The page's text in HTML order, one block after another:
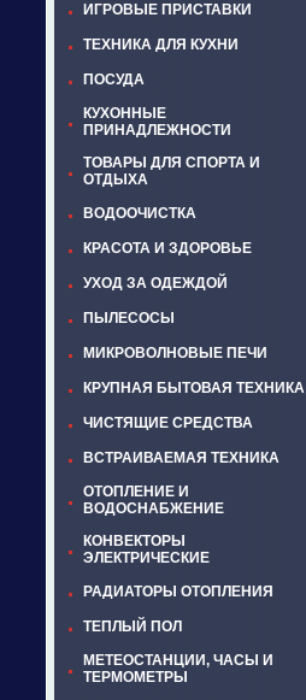
ИГРОВЫЕ ПРИСТАВКИ
ТЕХНИКА ДЛЯ КУХНИ
ПОСУДА
КУХОННЫЕ
ПРИНАДЛЕЖНОСТИ
ТОВАРЫ ДЛЯ СПОРТА И
ОТДЫХА
ВОДООЧИСТКА
КРАСОТА И ЗДОРОВЬЕ
УХОД ЗА ОДЕЖДОЙ
ПЫЛЕСОСЫ
МИКРОВОЛНОВЫЕ ПЕЧИ
КРУПНАЯ БЫТОВАЯ ТЕХНИКА
ЧИСТЯЩИЕ СРЕДСТВА
ВСТРАИВАЕМАЯ ТЕХНИКА
ОТОПЛЕНИЕ И
ВОДОСНАБЖЕНИЕ
КОНВЕКТОРЫ
ЭЛЕКТРИЧЕСКИЕ
РАДИАТОРЫ ОТОПЛЕНИЯ
ТЕПЛЫЙ ПОЛ
МЕТЕОСТАНЦИИ, ЧАСЫ И
ТЕРМОМЕТРЫ